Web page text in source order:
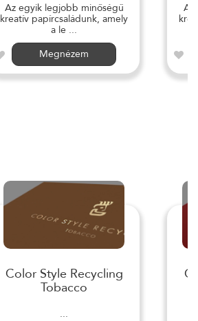
Az egyik legjobb minőségű
kreatív papírcsaládunk, amely
a le ...
Megnézem
Az
Color Style Recycling
Tobacco
...